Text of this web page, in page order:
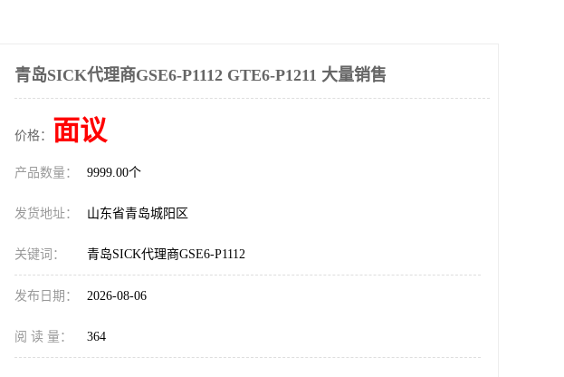
青岛SICK代理商GSE6-P1112 GTE6-P1211 大量销售
价格： 面议
产品数量： 9999.00个
发货地址： 山东省青岛城阳区
关键词： 青岛SICK代理商GSE6-P1112
发布日期： 2026-08-06
阅 读 量： 364